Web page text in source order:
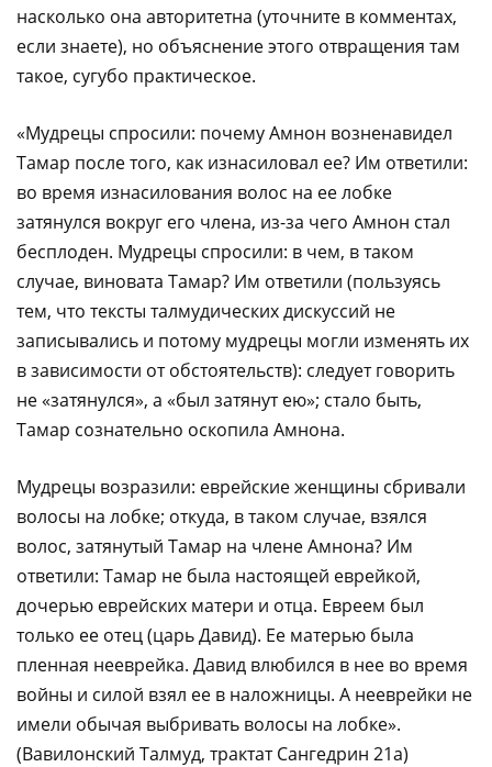
насколько она авторитетна (уточните в комментах,
если знаете), но объяснение этого отвращения там
такое, сугубо практическое.
«Мудрецы спросили: почему Амнон возненавидел
Тамар после того, как изнасиловал ее? Им ответили:
во время изнасилования волос на ее лобке
затянулся вокруг его члена, из-за чего Амнон стал
бесплоден. Мудрецы спросили: в чем, в таком
случае, виновата Тамар? Им ответили (пользуясь
тем, что тексты талмудических дискуссий не
записывались и потому мудрецы могли изменять их
в зависимости от обстоятельств): следует говорить
не «затянулся», а «был затянут ею»; стало быть,
Тамар сознательно оскопила Амнона.
Мудрецы возразили: еврейские женщины сбривали
волосы на лобке; откуда, в таком случае, взялся
волос, затянутый Тамар на члене Амнона? Им
ответили: Тамар не была настоящей еврейкой,
дочерью еврейских матери и отца. Евреем был
только ее отец (царь Давид). Ее матерью была
пленная нееврейка. Давид влюбился в нее во время
войны и силой взял ее в наложницы. А нееврейки не
имели обычая выбривать волосы на лобке».
(Вавилонский Талмуд, трактат Сангедрин 21а)